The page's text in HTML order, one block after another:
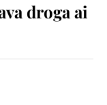
droga ai